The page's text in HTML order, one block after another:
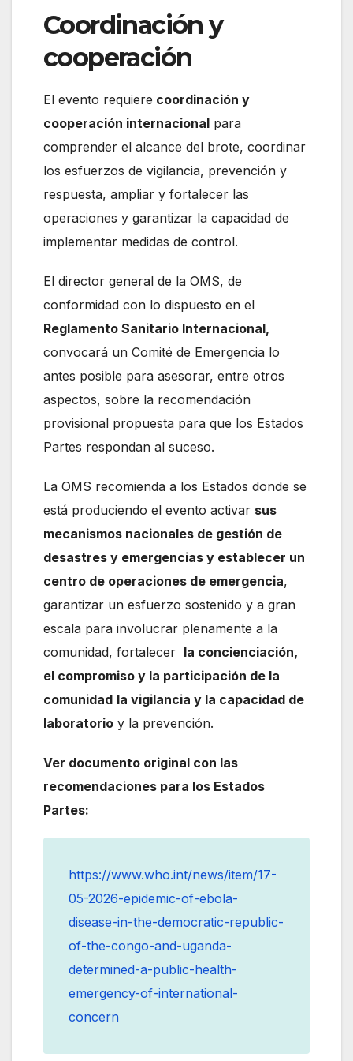
Coordinación y
cooperación
El evento requiere coordinación y
cooperación internacional para
comprender el alcance del brote, coordinar
los esfuerzos de vigilancia, prevención y
respuesta, ampliar y fortalecer las
operaciones y garantizar la capacidad de
implementar medidas de control.
El director general de la OMS, de
conformidad con lo dispuesto en el
Reglamento Sanitario Internacional,
convocará un Comité de Emergencia lo
antes posible para asesorar, entre otros
aspectos, sobre la recomendación
provisional propuesta para que los Estados
Partes respondan al suceso.
La OMS recomienda a los Estados donde se
está produciendo el evento activar sus
mecanismos nacionales de gestión de
desastres y emergencias y establecer un
centro de operaciones de emergencia,
garantizar un esfuerzo sostenido y a gran
escala para involucrar plenamente a la
comunidad, fortalecer la concienciación,
el compromiso y la participación de la
comunidad la vigilancia y la capacidad de
laboratorio y la prevención.
Ver documento original con las
recomendaciones para los Estados
Partes:
https://www.who.int/news/item/17-
05-2026-epidemic-of-ebola-
disease-in-the-democratic-republic-
of-the-congo-and-uganda-
determined-a-public-health-
emergency-of-international-
concern